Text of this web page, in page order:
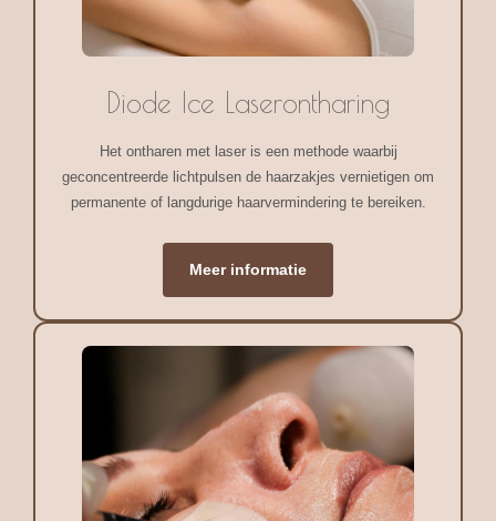
Diode Ice Laserontharing
Het ontharen met laser is een methode waarbij
geconcentreerde lichtpulsen de haarzakjes vernietigen om
permanente of langdurige haarvermindering te bereiken.
Meer informatie